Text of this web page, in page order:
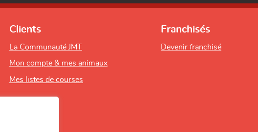
Clients
La Communauté JMT
Mon compte & mes animaux
Mes listes de courses
Franchisés
Devenir franchisé